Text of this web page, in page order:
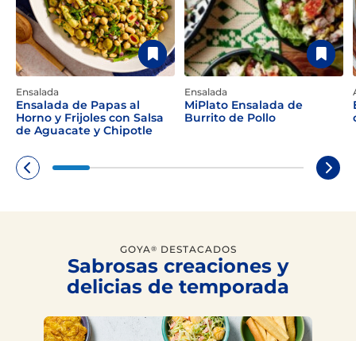
Ensalada
Ensalada de Papas al
Horno y Frijoles con Salsa
de Aguacate y Chipotle
Ensalada
MiPlato Ensalada de
Burrito de Pollo
GOYA® DESTACADOS
Sabrosas creaciones y
delicias de temporada